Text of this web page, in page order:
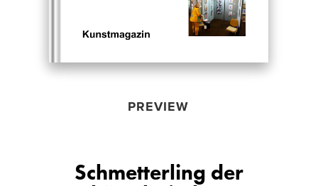
PREVIEW
Schmetterling der